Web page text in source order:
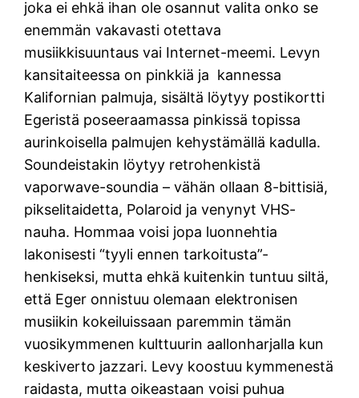
joka ei ehkä ihan ole osannut valita onko se
enemmän vakavasti otettava
musiikkisuuntaus vai Internet-meemi. Levyn
kansitaiteessa on pinkkiä ja kannessa
Kalifornian palmuja, sisältä löytyy postikortti
Egeristä poseeraamassa pinkissä topissa
aurinkoisella palmujen kehystämällä kadulla.
Soundeistakin löytyy retrohenkistä
vaporwave-soundia – vähän ollaan 8-bittisiä,
pikselitaidetta, Polaroid ja venynyt VHS-
nauha. Hommaa voisi jopa luonnehtia
lakonisesti “tyyli ennen tarkoitusta”-
henkiseksi, mutta ehkä kuitenkin tuntuu siltä,
että Eger onnistuu olemaan elektronisen
musiikin kokeiluissaan paremmin tämän
vuosikymmenen kulttuurin aallonharjalla kun
keskiverto jazzari. Levy koostuu kymmenestä
raidasta, mutta oikeastaan voisi puhua